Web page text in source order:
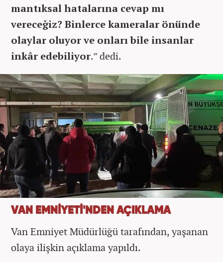
mantıksal hatalarına cevap mı
vereceğiz? Binlerce kameralar önünde
olaylar oluyor ve onları bile insanlar
inkâr edebiliyor.” dedi.
VAN EMNİYETİ'NDEN AÇIKLAMA
Van Emniyet Müdürlüğü tarafından, yaşanan
olaya ilişkin açıklama yapıldı.